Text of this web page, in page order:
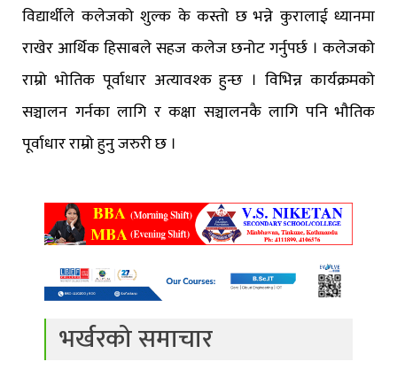
विद्यार्थीले कलेजको शुल्क के कस्तो छ भन्ने कुरालाई ध्यानमा
राखेर आर्थिक हिसाबले सहज कलेज छनोट गर्नुपर्छ । कलेजको
राम्रो भोतिक पूर्वाधार अत्यावश्क हुन्छ । विभिन्न कार्यक्रमको
सञ्चालन गर्नका लागि र कक्षा सञ्चालनकै लागि पनि भौतिक
पूर्वाधार राम्रो हुनु जरुरी छ ।
भर्खरको समाचार